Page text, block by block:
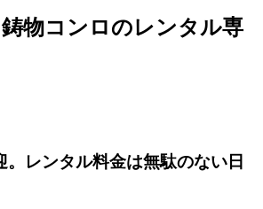
物コンロのレンタル専
。レンタル料金は無駄のない日